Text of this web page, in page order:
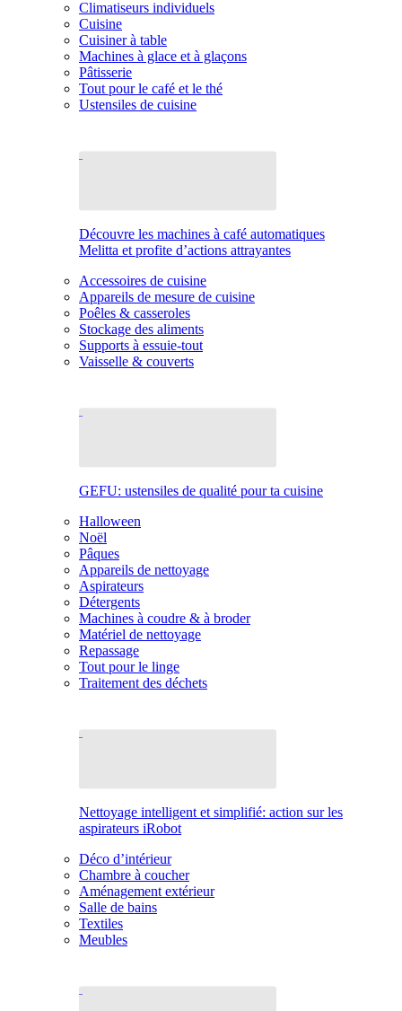
Climatiseurs individuels
Cuisine
Cuisiner à table
Machines à glace et à glaçons
Pâtisserie
Tout pour le café et le thé
Ustensiles de cuisine
Découvre les machines à café automatiques
Melitta et profite d’actions attrayantes
Accessoires de cuisine
Appareils de mesure de cuisine
Poêles & casseroles
Stockage des aliments
Supports à essuie-tout
Vaisselle & couverts
GEFU: ustensiles de qualité pour ta cuisine
Halloween
Noël
Pâques
Appareils de nettoyage
Aspirateurs
Détergents
Machines à coudre & à broder
Matériel de nettoyage
Repassage
Tout pour le linge
Traitement des déchets
Nettoyage intelligent et simplifié: action sur les
aspirateurs iRobot
Déco d’intérieur
Chambre à coucher
Aménagement extérieur
Salle de bains
Textiles
Meubles